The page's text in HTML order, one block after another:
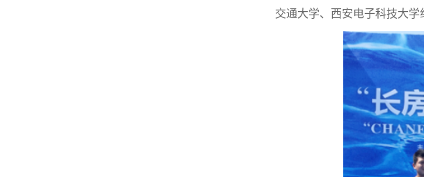
交通大学、西安电子科技大学